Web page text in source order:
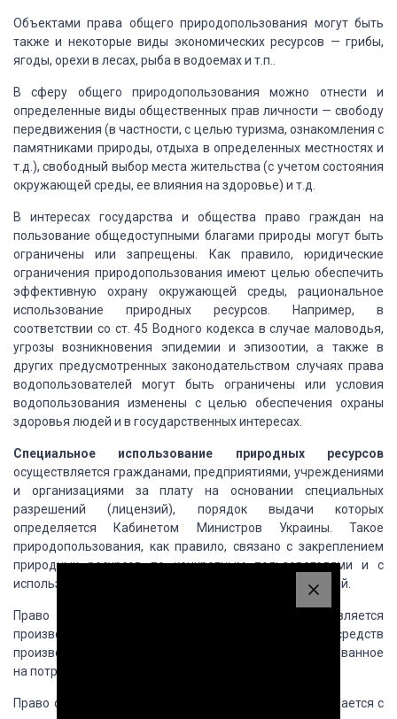
Объектами права общего природопользования могутбыть
также и некоторые виды экономических ресурсов — грибы,
ягоды, орехи в лесах, рыба в водоемах и т.п..
В сферу общего природопользования можно отнести и
определенные виды общественных прав личности — свободу
передвижения (в частности, с целью туризма, ознакомления с
памятниками природы, отдыха в определенных местностяхи
т.д.), свободный выбор места жительства (с учетом состояния
окружающей среды, ее влияния на здоровье) и т.д.
В интересах государства и общества право граждан на
пользование общедоступными благами природы могут быть
ограничены или запрещены. Как правило, юридические
ограничения природопользования имеют целью обеспечить
эффективную охрану окружающей среды, рациональное
использование природных ресурсов. Например, в
соответствии со ст. 45 Водного кодекса в случае маловодья,
угрозы возникновения эпидемии и эпизоотии, а также в
других предусмотренныхзаконодательством случаях права
водопользователей могут быть ограничены или условия
водопользования изменены с целью обеспечения охраны
здоровья людей и в государственныхинтересах.
Специальное использование природных ресурсов
осуществляется гражданами, предприятиями, учреждениями
и организациями за плату на основании специальных
разрешений (лицензий), порядоквыдачи которых
определяется Кабинетом Министров Украины. Такое
природопользования, как правило, связано с закреплением
природных ресурсов по конкретным пользователями и с
использованием технических устройств или сооружений.
Право специального
природопользования является
производным от значения природных ресурсов как средств
производства, источников материальных благ и основанное
на потреблении экономических
Право специального
природопользования устанавливается с